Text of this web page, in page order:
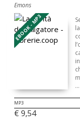
Emons
EBOOK - MP3
...
MP3
€ 9,54